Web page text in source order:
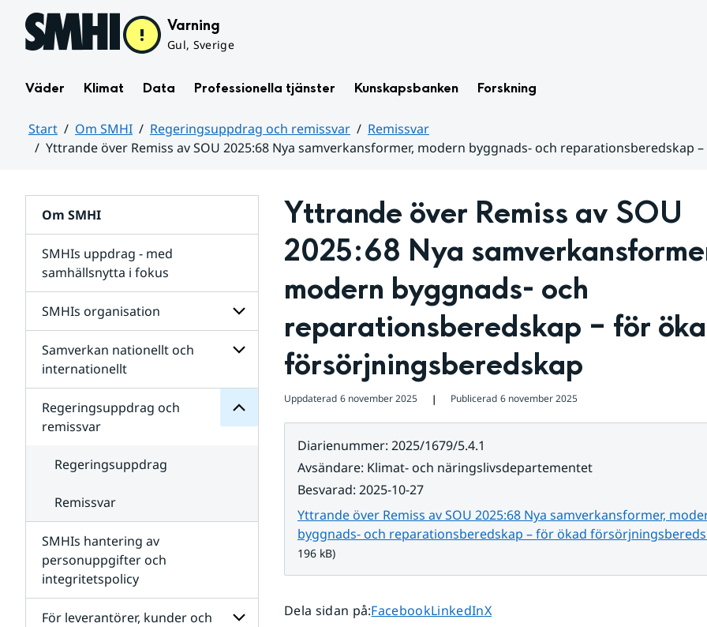
Hoppa till sidans innehåll Varning
Gul, Sverige
Väder Klimat Data Professionella tjänster Kunskapsbanken Forskning
Start Om SMHI Regeringsuppdrag och remissvar
Remissvar
Yttrande över Remiss av SOU 2025:68 Nya samverkansformer, modern byggnads- och reparationsberedskap
Om SMHI
SMHIs uppdrag - med
samhällsnytta i fokus
SMHIs organisation
Undersidor
organisation
Samverkan nationellt och
internationellt
Undersidor
för
Samverkan
internationellt
Regeringsuppdrag och
remissvar
för
Regeringsuppdrag
remissvar
Regeringsuppdrag
Remissvar
SMHIs hantering av
personuppgifter och
integritetspolicy
För leverantörer, kunder och
Yttrande över Remiss av SOU
2025:68 Nya
modern byggnads- och
reparationsberedskap – för
försörjningsberedskap
Uppdaterad 6 november 2025 ❘ Publicerad 6 november 2025
Diarienummer: 2025/1679/5.4.1
Avsändare: Klimat- och näringslivsdepartementet
Besvarad: 2025-10-27
Yttrande över Remiss av SOU 2025:68 Nya samverkansformer,
byggnads- och reparationsberedskap – för ökad
196 kB)
Dela sidan på:Dela sidan på
FacebookDela sidan på
LinkedInDela sidan på
X